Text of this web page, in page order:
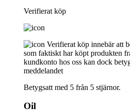
Verifierat köp
Verifierat köp innebär att
som faktiskt har köpt produkten
kundkonto hos oss kan dock
meddelandet
Betygsatt med 5 från 5 stjärnor.
Oil